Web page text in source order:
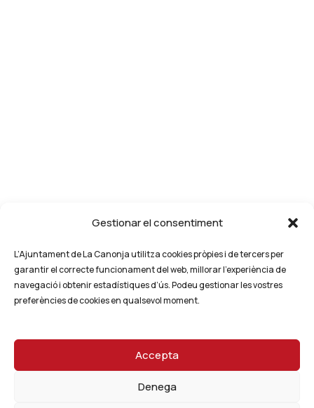
Gestionar el consentiment
L’Ajuntament de La Canonja utilitza cookies pròpies i de tercers per
garantir el correcte funcionament del web, millorar l’experiència de
navegació i obtenir estadístiques d’ús. Podeu gestionar les vostres
preferències de cookies en qualsevol moment.
Accepta
Denega